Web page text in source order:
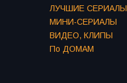
ЛУЧШИЕ СЕРИАЛЫ
МИНИ-СЕРИАЛЫ
ВИДЕО, КЛИПЫ
По ДОМАМ